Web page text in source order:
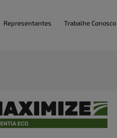
Representantes Trabalhe Conosco